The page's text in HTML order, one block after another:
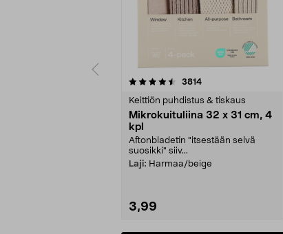
3814arvostelut
Keittiön puhdistus & tiskaus
Mikrokuituliina 32 x 31 cm, 4
kpl
Aftonbladetin "itsestään selvä
suosikki" siiv...
Laji: Harmaa/beige
3,99
4.5viidestä